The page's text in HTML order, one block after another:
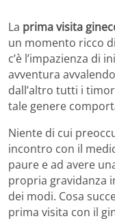
La prima visita
un momento ricco
c’è l’impazienza di
avventura
dall’altro tutti i
tale genere
Niente di cui
incontro con il
paure e ad avere
propria gravidanza
dei modi. Cosa
prima visita con il